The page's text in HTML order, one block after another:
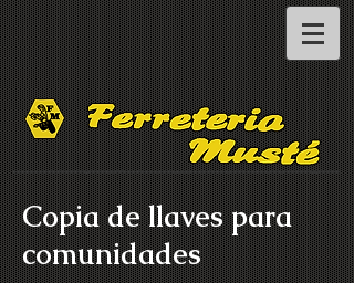
Copia de llaves para
comunidades